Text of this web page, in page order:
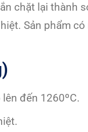
chặt lại thành
Sản phẩm
đến 1260ºC.